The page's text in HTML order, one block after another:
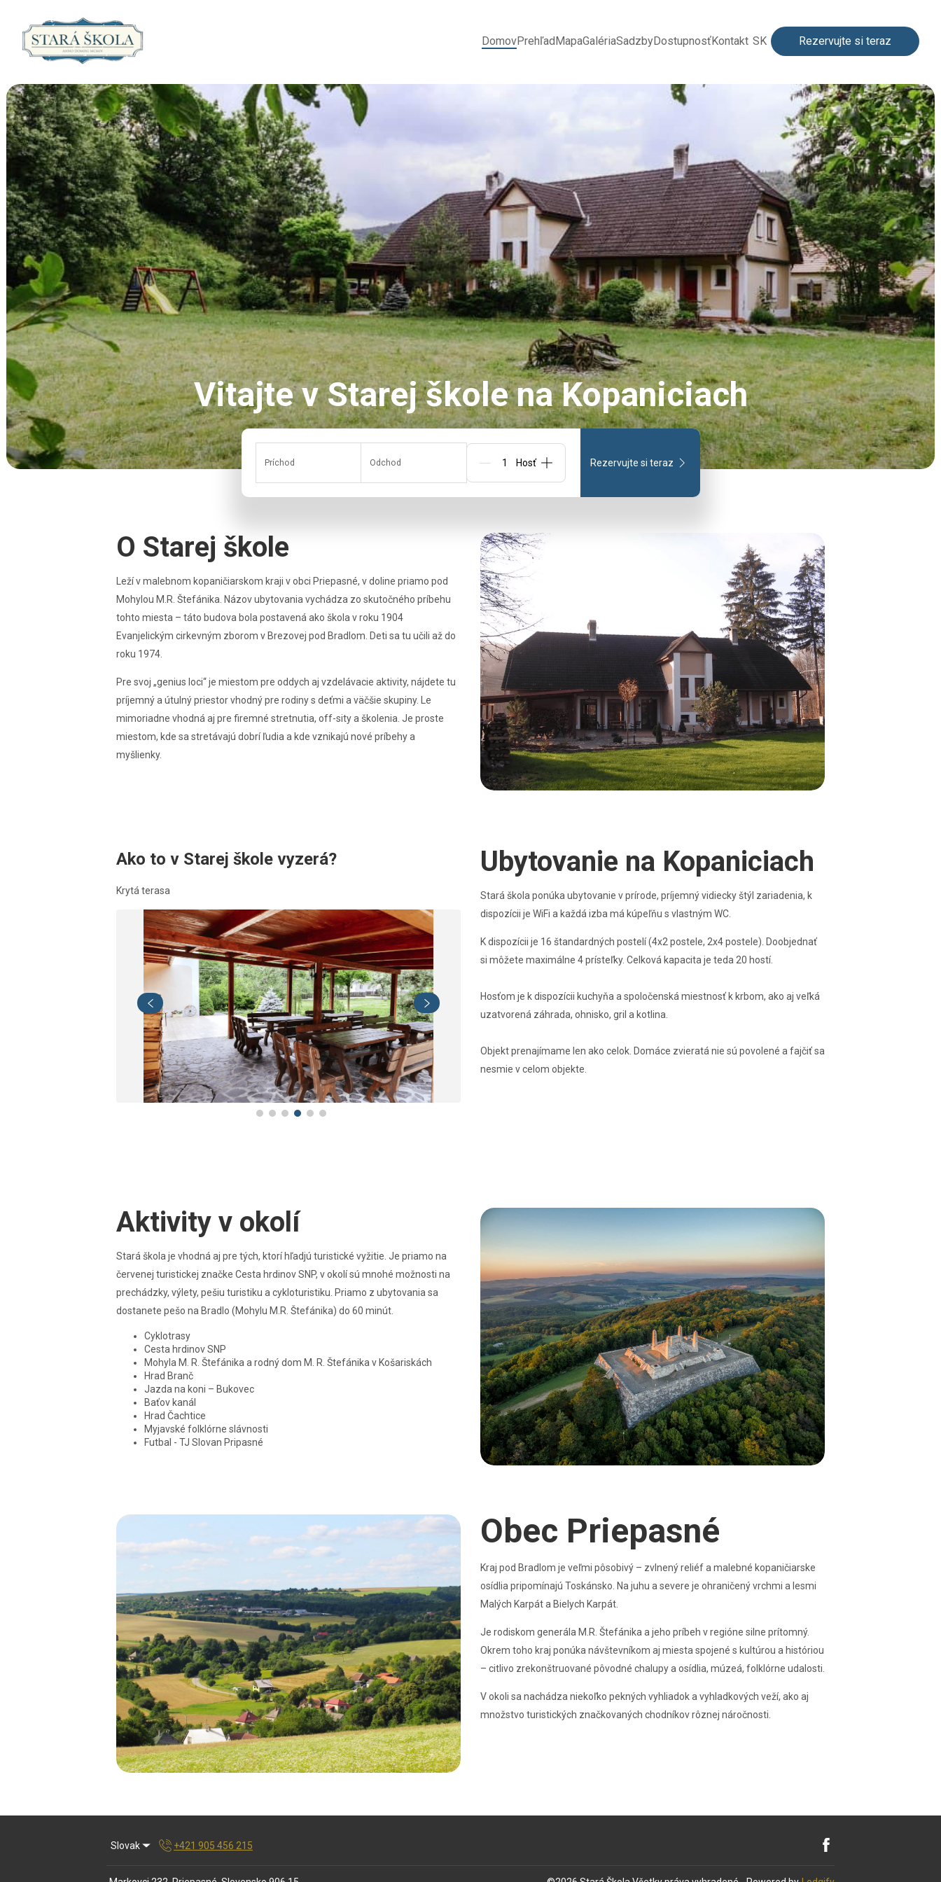
Vitajte v Starej škole na Kopaniciach
Príchod Odchod Osoby Rezervujte si teraz
O Starej škole
Leží v malebnom kopaničiarskom kraji v obci Priepasné, v doline priamo pod
Mohylou M.R. Štefánika. Názov ubytovania vychádza zo skutočného príbehu
tohto miesta – táto budova bola postavená ako škola v roku 1904
Evanjelickým cirkevným zborom v Brezovej pod Bradlom. Deti sa tu učili až do
roku 1974.
Pre svoj „genius loci“ je miestom pre oddych aj vzdelávacie aktivity, nájdete tu
príjemný a útulný priestor vhodný pre rodiny s deťmi a väčšie skupiny. Le
mimoriadne vhodná aj pre firemné stretnutia, off-sity a školenia. Je proste
miestom, kde sa stretávajú dobrí ľudia a kde vznikajú nové príbehy a
myšlienky.
Ako to v Starej škole vyzerá?
Krytá terasa
Ubytovanie na Kopaniciach
Stará škola ponúka ubytovanie v prírode, príjemný vidiecky štýl zariadenia, k
dispozícii je WiFi a každá izba má kúpeľňu s vlastným WC.
K dispozícii je 16 štandardných postelí (4x2 postele, 2x4 postele). Doobjednať
si môžete maximálne 4 prísteľky. Celková kapacita je teda 20 hostí.
Hosťom je k dispozícii kuchyňa a spoločenská miestnosť k krbom, ako aj veľká
uzatvorená záhrada, ohnisko, gril a kotlina.
Objekt prenajímame len ako celok. Domáce zvieratá nie sú povolené a fajčiť sa
nesmie v celom objekte.
Aktivity v okolí
Stará škola je vhodná aj pre tých, ktorí hľadjú turistické vyžitie. Je priamo na
červenej turistickej značke Cesta hrdinov SNP, v okolí sú mnohé možnosti na
prechádzky, výlety, pešiu turistiku a cykloturistiku. Priamo z ubytovania sa
dostanete pešo na Bradlo (Mohylu M.R. Štefánika) do 60 minút.
Cyklotrasy
Cesta hrdinov SNP
Mohyla M. R. Štefánika a rodný dom M. R. Štefánika v Košariskách
Hrad Branč
Jazda na koni – Bukovec
Baťov kanál
Hrad Čachtice
Myjavské folklórne slávnosti
Futbal - TJ Slovan Pripasné
Obec Priepasné
Kraj pod Bradlom je veľmi pôsobivý – zvlnený reliéf a malebné kopaničiarske
osídlia pripomínajú Toskánsko. Na juhu a severe je ohraničený vrchmi a lesmi
Malých Karpát a Bielych Karpát.
Je rodiskom generála M.R. Štefánika a jeho príbeh v regióne silne prítomný.
Okrem toho kraj ponúka návštevníkom aj miesta spojené s kultúrou a históriou
– citlivo zrekonštruované pôvodné chalupy a osídlia, múzeá, folklórne udalosti.
V okoli sa nachádza niekoľko pekných vyhliadok a vyhladkových veží, ako aj
množstvo turistických značkovaných chodníkov rôznej náročnosti.
Slovak +421 905 456 215